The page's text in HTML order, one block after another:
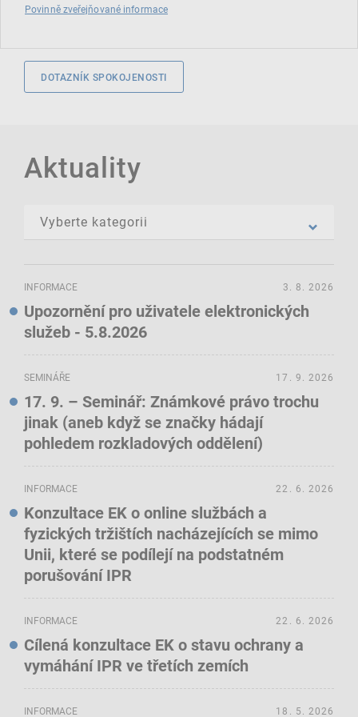
Povinně zveřejňované informace
DOTAZNÍK SPOKOJENOSTI
Aktuality
INFORMACE
Upozornění pro uživatele elektronických
služeb - 5.8.2026
3. 8. 2026
SEMINÁŘE
17. 9. – Seminář: Známkové právo trochu
jinak (aneb když se značky hádají
pohledem rozkladových oddělení)
17. 9. 2026
INFORMACE
Konzultace EK o online službách a
fyzických tržištích nacházejících se mimo
Unii, které se podílejí na podstatném
porušování IPR
22. 6. 2026
INFORMACE
Cílená konzultace EK o stavu ochrany a
vymáhání IPR ve třetích zemích
22. 6. 2026
INFORMACE 18. 5. 2026